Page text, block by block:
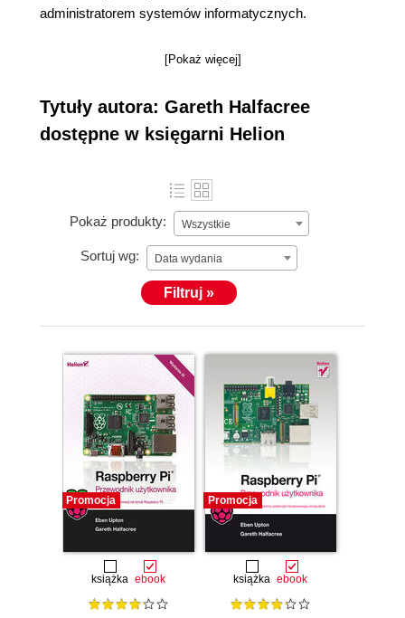
administratorem systemów informatycznych.
[Pokaż więcej]
Tytuły autora: Gareth Halfacree
dostępne w księgarni Helion
Pokaż produkty: Wszystkie
Sortuj wg: Data wydania
Filtruj »
Promocja
książka ebook
Promocja
książka ebook